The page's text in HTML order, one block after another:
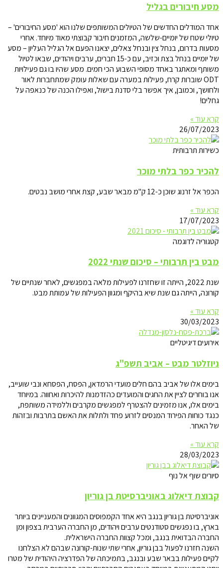
מסע חיבורים בגליל
אחד המודלים החדשים של הטיולים המשותפים שלנו הוא 'מסע החיבורים' –
טיולי שטח של יומיים-שלשה, המזמנים חיבור קבוצתי מאוד מיוחד. אחרי
מסעות בדרום, בנחל צין ובנחל צאלים, יצאנו הפעם אל הגליל העליון – מסע
של יומיים בנחל בצת וכזיב, עם כ-15 חברים, ערבים ויהודים, שבאו לטיול
משותף ומאתגר באחד מסופי השבוע הכי חמים. מסע שהיו בו גם פעילויות
ODT שוברות קרח, פעילות במערה עם שאלות עומק שמתחברות לאור
ולחושך, וכמובן, איך אפשר בלי סדנת בישול, ואפילו הכנה של כנאפה על
גחלים!
קרא עוד »
26/07/2023
כשירות תרבותית
להכיר כפר בלתי מוכר
הכפר אל זרנוג שוכן כ-12 ק"מ מבאר שבע, קצת אחרי מושב נבטים.
קרא עוד »
17/07/2023
קטגוריה לדוגמה
מבט בין תרבותי – סיכום שנתי 2022
שנת 2022, הייתה זו שחזרנו לפעילות מלאה במפגשים, לאחר שנתיים של
קורונה, הייתה גם שנת שיא בהיקף ומגוון הפעילות של עמותת מבט.
קרא עוד »
30/03/2023
אירועים דיגיטליים
ניוזלטר מבט – אביב תשפ"ג
בימים אלו של אביב בהם חלים מועדי הרמדאן, הפסח, הפסחא ונבי שועייב,
אנו בוחרים לציין את החגים והמועדים כהזדמנות להיכרות ואחווה. במיוחד
בימים אלו, אנו מזמינים להצטרף למפגשים מקרבים וללמידה משותפת,
כנגד כוחות הפירוד המנסים לזרוע פחד ולתלות את האשם בתרבות ובזהות
של האחר.
קרא עוד »
28/03/2023
סיורים שוף אל נוף
קבוצת דיאלוג באוניברסיטת בן גוריון
אוניברסיטת בן גוריון בנגב היא אחד הקמפוסים המגוונים והמעניינים ביותר
בארץ, בו נפגשים סטודנטים ערבים ויהודים, מן החברה הערבית בצפון ומן
החברה הבדואית בנגב, ומכל קצוות החברה הישראלית.
השנה חזרנו לפעול בבן גוריון, אחרי שתי שנות-קורונה שבהם לא הצלחנו
לקיים פעילות בבאר שבע ובנגב, בתמיכתה של הפדרציה היהודית של מטרו